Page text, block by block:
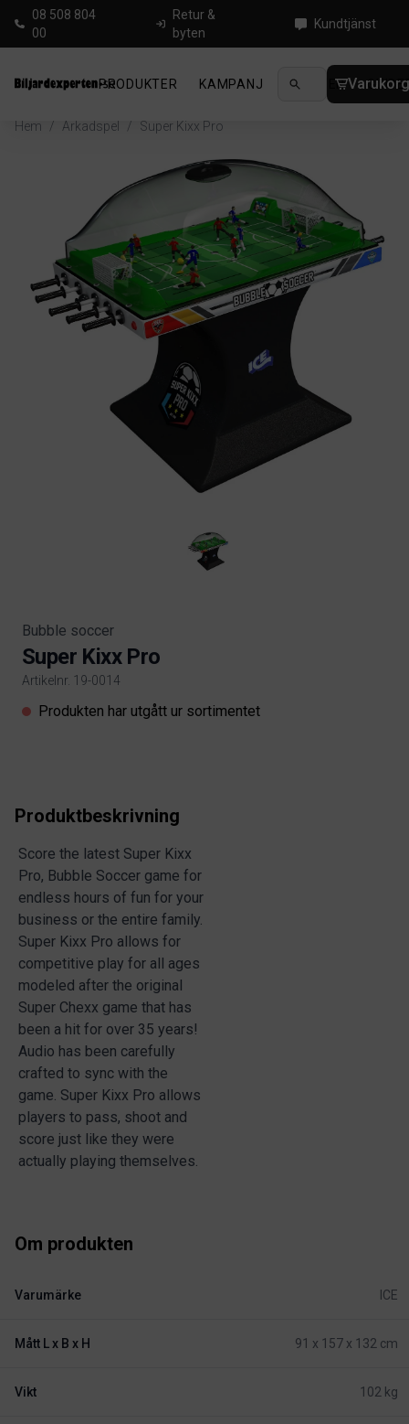
08 508 804
00
Retur &
byten
Kundtjänst
PRODUKTER KAMPANJ NYHETER
Hem / Arkadspel / Super Kixx Pro
Bubble soccer
Super Kixx Pro
Artikelnr. 19-0014
Product information
Produkten har utgått ur sortimentet
Produktbeskrivning
Score the latest Super Kixx
Pro, Bubble Soccer game for
endless hours of fun for your
business or the entire family.
Super Kixx Pro allows for
competitive play for all ages
modeled after the original
Super Chexx game that has
been a hit for over 35 years!
Audio has been carefully
crafted to sync with the
game. Super Kixx Pro allows
players to pass, shoot and
score just like they were
actually playing themselves.
Om produkten
Varumärke ICE
Mått L x B x H 91 x 157 x 132 cm
Vikt 102 kg